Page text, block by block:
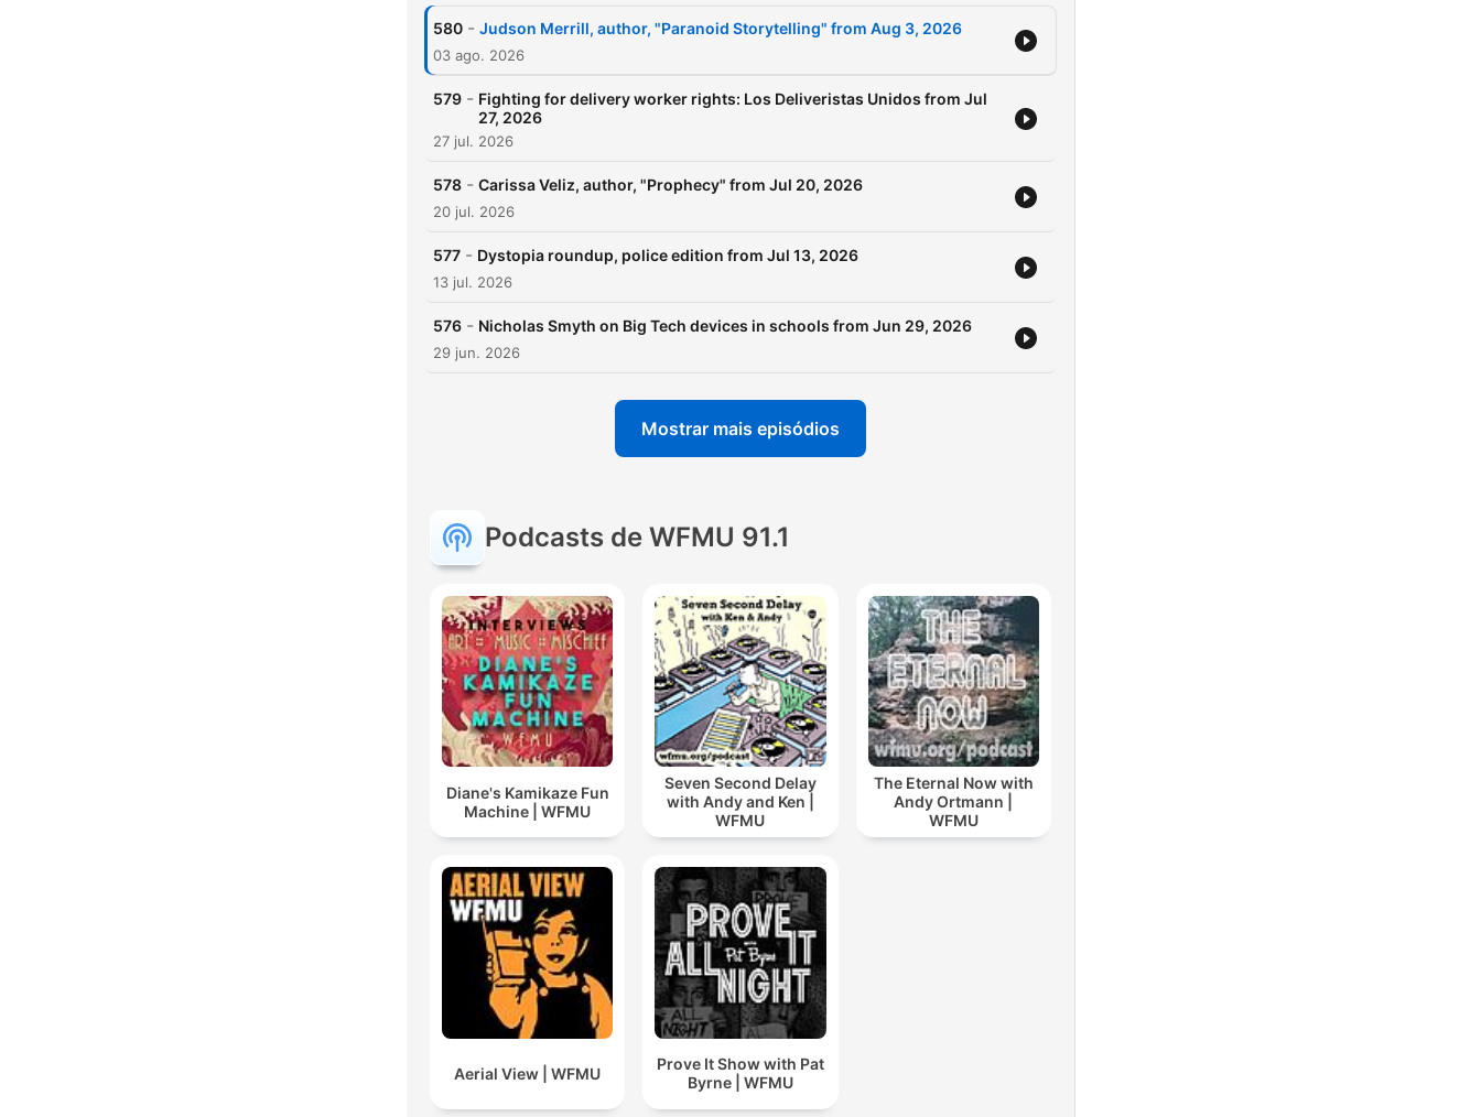
580 - Judson Merrill, author, "Paranoid Storytelling" from Aug 3, 2026
03 ago. 2026
579 - Fighting for delivery worker rights: Los Deliveristas Unidos from Jul
27, 2026
27 jul. 2026
578 - Carissa Veliz, author, "Prophecy" from Jul 20, 2026
20 jul. 2026
577 - Dystopia roundup, police edition from Jul 13, 2026
13 jul. 2026
576 - Nicholas Smyth on Big Tech devices in schools from Jun 29, 2026
29 jun. 2026
Mostrar mais episódios
Podcasts de WFMU 91.1
Diane's Kamikaze Fun
Machine | WFMU
Seven Second Delay
with Andy and Ken |
WFMU
The Eternal Now with
Andy Ortmann |
WFMU
Aerial View | WFMU
Prove It Show with Pat
Byrne | WFMU